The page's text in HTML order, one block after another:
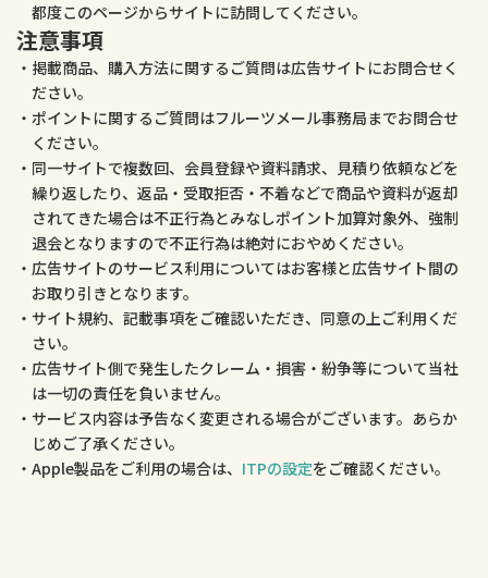
都度このページからサイトに訪問してください。
注意事項
掲載商品、購入方法に関するご質問は広告サイトにお問合せく
ださい。
ポイントに関するご質問はフルーツメール事務局までお問合せ
ください。
同一サイトで複数回、会員登録や資料請求、見積り依頼などを
繰り返したり、返品・受取拒否・不着などで商品や資料が返却
されてきた場合は不正行為とみなしポイント加算対象外、強制
退会となりますので不正行為は絶対におやめください。
広告サイトのサービス利用についてはお客様と広告サイト間の
お取り引きとなります。
サイト規約、記載事項をご確認いただき、同意の上ご利用くだ
さい。
広告サイト側で発生したクレーム・損害・紛争等について当社
は一切の責任を負いません。
サービス内容は予告なく変更される場合がございます。あらか
じめご了承ください。
Apple製品をご利用の場合は、 ITPの設定をご確認ください。